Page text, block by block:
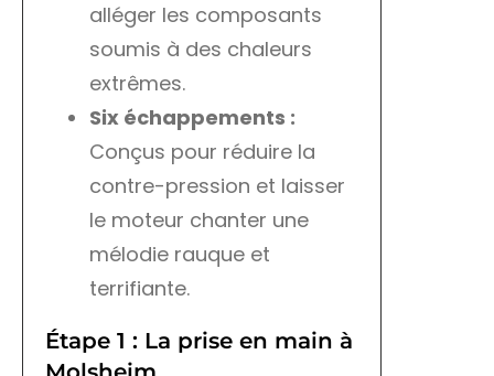
alléger les composants
soumis à des chaleurs
extrêmes.
Six échappements :
Conçus pour réduire la
contre-pression et laisser
le moteur chanter une
mélodie rauque et
terrifiante.
Étape 1 : La prise en main à